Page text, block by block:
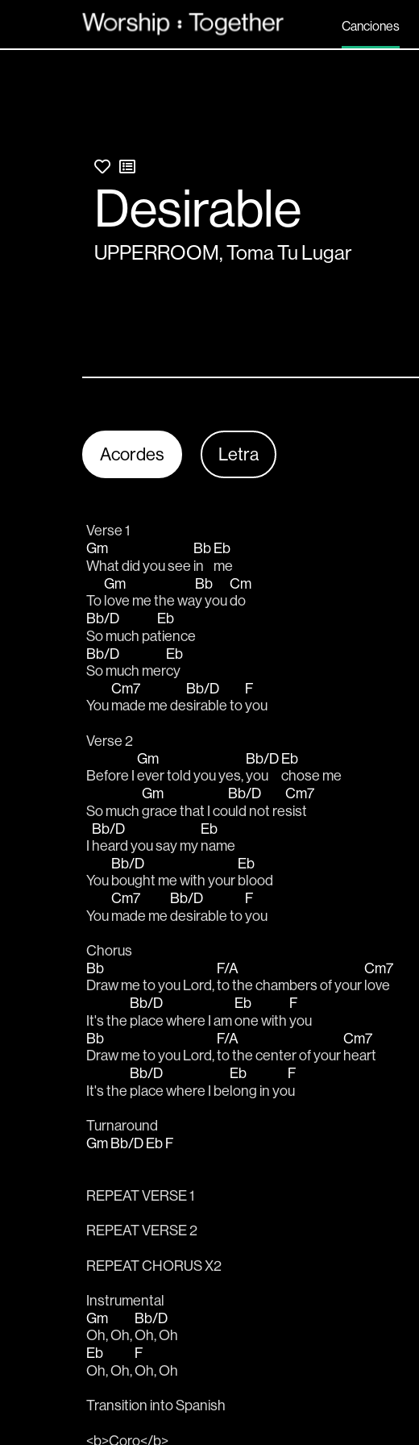
Canciones
Desirable
UPPERROOM,Toma Tu Lugar
Acordes Letra
Verse 1
Gm
What did you see
Bb
in
Eb
me
To
Gm
love me the wa
Bb
y you
Cm
do
Bb/D
So much pa
Eb
tience
Bb/D
So much mer
Eb
cy
You
Cm7
made me de
Bb/D
sirable to
F
you
Verse 2
Before I
Gm
ever told you yes,
Bb/D
you
Eb
chose me
So much
Gm
grace that I co
Bb/D
uld not re
Cm7
sist
I
Bb/D
heard you say my
Eb
name
You
Bb/D
bought me with your
Eb
blood
You
Cm7
made me
Bb/D
desirable to
F
you
Chorus
Bb
Draw me to you Lord,
F/A
to the chambers of your
Cm7
love
It's the
Bb/D
place where I am
Eb
one with
F
you
Bb
Draw me to you Lord,
F/A
to the center of your
Cm7
heart
It's the
Bb/D
place where I be
Eb
long in yo
F
u
Turnaround
GmBb/DEbF
REPEAT VERSE 1
REPEAT VERSE 2
REPEAT CHORUS X2
Instrumental
Gm
Oh, Oh,
Bb/D
Oh, Oh
Eb
Oh, Oh,
F
Oh, Oh
Transition into Spanish
<b>Coro</b>